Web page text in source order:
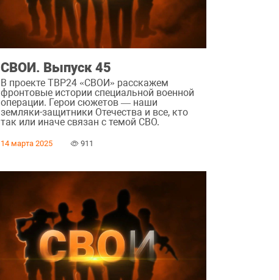
СВОИ. Выпуск 45
В проекте ТВР24 «СВОИ» расскажем
фронтовые истории специальной военной
операции. Герои сюжетов — наши
земляки-защитники Отечества и все, кто
так или иначе связан с темой СВО.
14 марта 2025 911